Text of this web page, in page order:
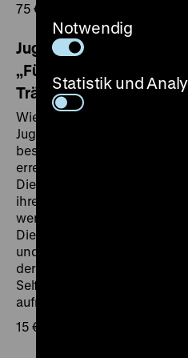
75 € für max. 25 Personen
Jugendliche (ab 12
„Für eine bessere Welt:
Träume“
Wie wird aus Träumen
Jugendliche fragt nach
bessere Welt. Wie kann
erreicht werden?
Die RAF benutzte Gewalt
ihre Ziele. Der Staat reagiert,
werden und die innere
Die Jugendlichen erfahren
und Filmaufnahmen von den
der deutschen Gesellschaft.
Selfie mit ihrer eigenen
aufnehmen.
15 € zzgl. Eintritt für die
Notwendig
Statistik und